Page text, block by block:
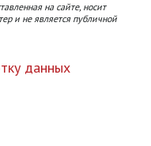
на сайте, носит
и не является публичной
данных